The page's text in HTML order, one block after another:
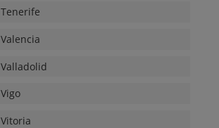
Tenerife
Valencia
Valladolid
Vigo
Vitoria